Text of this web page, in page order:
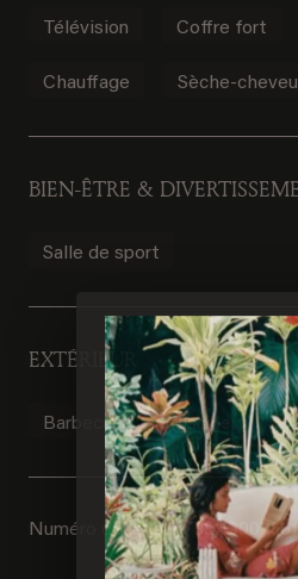
Télévision Coffre fort
Chauffage Sèche-
BIEN-ÊTRE &
Salle de sport
EXTÉRIEUR
Barbecue Piscine
Numéro de loueur :